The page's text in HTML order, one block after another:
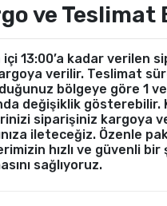
ve Teslimat
13:00’a kadar verilen
verilir. Teslimat
bölgeye göre 1
değişiklik gösterebilir.
siparişiniz kargoya
ileteceğiz. Özenle
hızlı ve güvenli bir
sağlıyoruz.